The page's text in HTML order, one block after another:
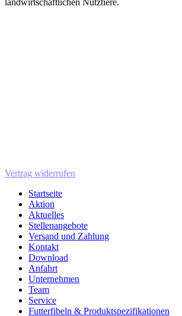
landwirtschaftlichen Nutztiere.
Vertrag widerrufen
Startseite
Aktion
Aktuelles
Stellenangebote
Versand und Zahlung
Kontakt
Download
Anfahrt
Unternehmen
Team
Service
Futterfibeln & Produktspezifikationen